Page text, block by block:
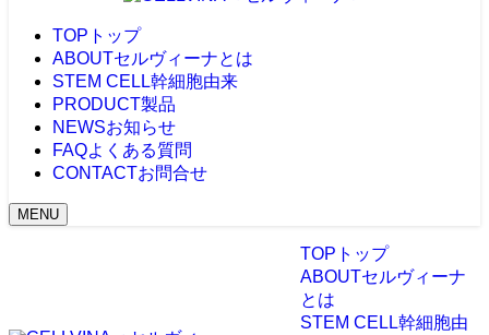
TOP トップ
ABOUTセルヴィーナとは
STEM CELL幹細胞由来
PRODUCT製品
NEWSお知らせ
FAQよくある質問
CONTACTお問合せ
MENU
TOP トップ
ABOUTセルヴィーナ
とは
STEM CELL幹細胞由